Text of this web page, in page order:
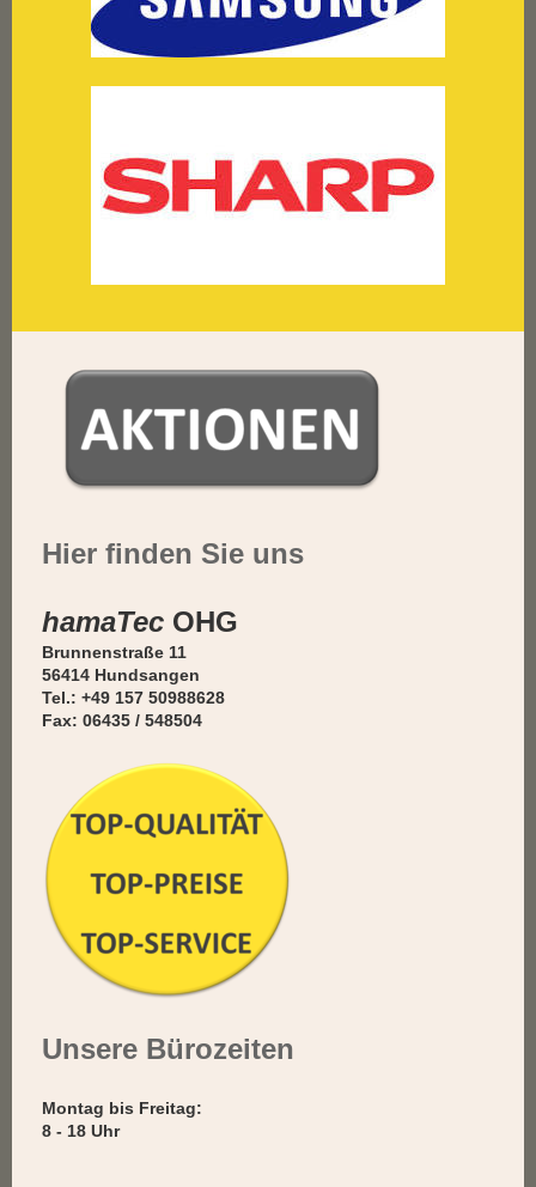
Hier finden Sie uns
hamaTec OHG
Brunnenstraße 11
56414 Hundsangen
Tel.: +49 157 50988628
Fax: 06435 / 548504
Unsere Bürozeiten
Montag bis Freitag:
8 - 18 Uhr